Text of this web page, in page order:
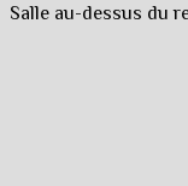
Salle au-dessus du